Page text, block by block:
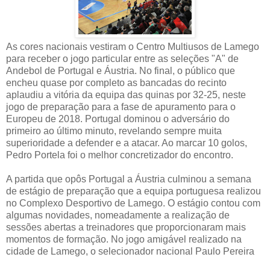
As cores nacionais vestiram o Centro Multiusos de Lamego
para receber o jogo particular entre as seleções "A" de
Andebol de Portugal e Áustria. No final, o público que
encheu quase por completo as bancadas do recinto
aplaudiu a vitória da equipa das quinas por 32-25, neste
jogo de preparação para a fase de apuramento para o
Europeu de 2018. Portugal dominou o adversário do
primeiro ao último minuto, revelando sempre muita
superioridade a defender e a atacar. Ao marcar 10 golos,
Pedro Portela foi o melhor concretizador do encontro.
A partida que opôs Portugal a Áustria culminou a semana
de estágio de preparação que a equipa portuguesa realizou
no Complexo Desportivo de Lamego. O estágio contou com
algumas novidades, nomeadamente a realização de
sessões abertas a treinadores que proporcionaram mais
momentos de formação. No jogo amigável realizado na
cidade de Lamego, o selecionador nacional Paulo Pereira